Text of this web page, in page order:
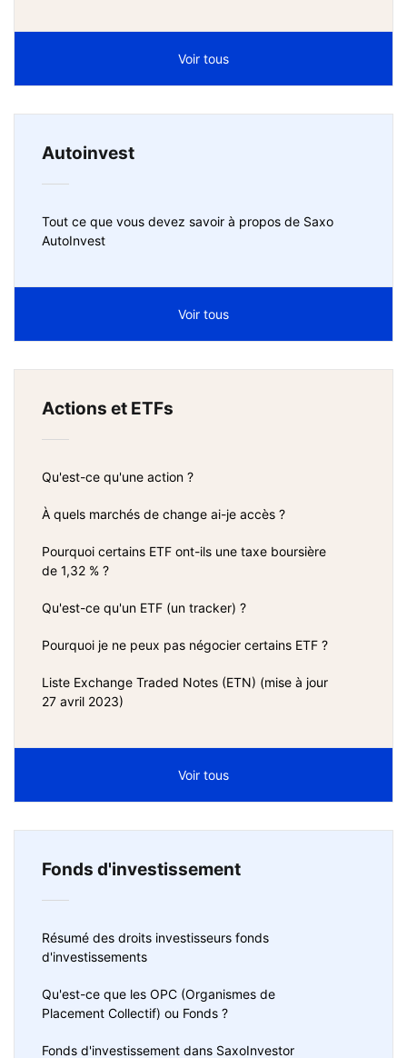
Voir tous
Autoinvest
Tout ce que vous devez savoir à propos de Saxo
AutoInvest
Voir tous
Actions et ETFs
Qu'est-ce qu'une action ?
À quels marchés de change ai-je accès ?
Pourquoi certains ETF ont-ils une taxe boursière
de 1,32 % ?
Qu'est-ce qu'un ETF (un tracker) ?
Pourquoi je ne peux pas négocier certains ETF ?
Liste Exchange Traded Notes (ETN) (mise à jour
27 avril 2023)
Voir tous
Fonds d'investissement
Résumé des droits investisseurs fonds
d'investissements
Qu'est-ce que les OPC (Organismes de
Placement Collectif) ou Fonds ?
Fonds d'investissement dans SaxoInvestor